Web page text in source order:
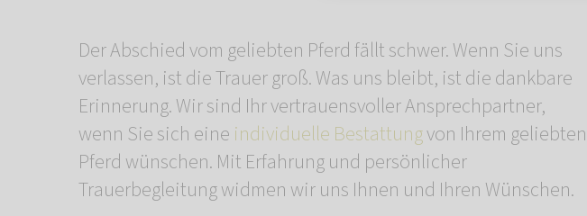
Der Abschied vom geliebten Pferd fällt schwer. Wenn Sie uns
verlassen, ist die Trauer groß. Was uns bleibt, ist die dankbare
Erinnerung. Wir sind Ihr vertrauensvoller Ansprechpartner,
wenn Sie sich eine individuelle Bestattungvon Ihrem geliebten
Pferd wünschen. Mit Erfahrung und persönlicher
Trauerbegleitung widmen wir uns Ihnen und Ihren Wünschen.